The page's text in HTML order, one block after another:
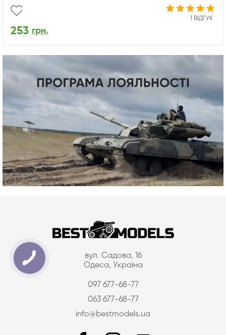
1 ВІДГУК
253 грн.
вул. Садова, 16
Одеса, Україна
097 677-68-77
063 677-68-77
info@bestmodels.ua